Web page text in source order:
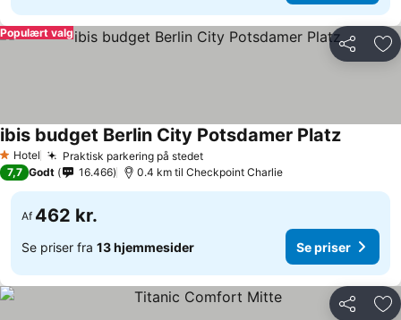
Del
Populært valg
1 Stjerner
Hotel Praktisk parkering på stedet
ibis budget Berlin City Potsdamer Platz
7,7 Godt 16.466 0.4 km til Checkpoint Charlie
Af 462 kr.
Se priser fra 13 hjemmesider Se priser
Del